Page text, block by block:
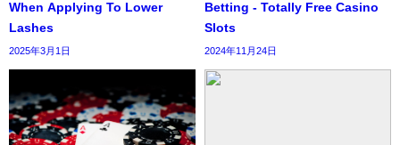
When Applying To Lower
Lashes
2025年3月1日
Betting - Totally Free Casino
Slots
2024年11月24日